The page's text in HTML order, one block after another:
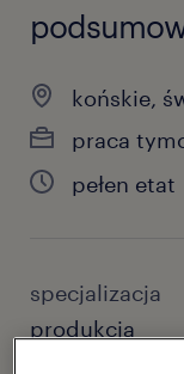
końskie,
praca
pełen etat
specjalizacja
produkcja